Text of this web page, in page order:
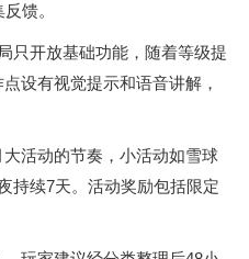
馈。
只开放基础功能，随着等级提
设有视觉提示和语音讲解，
活动的节奏，小活动如雪球
持续7天。活动奖励包括限定